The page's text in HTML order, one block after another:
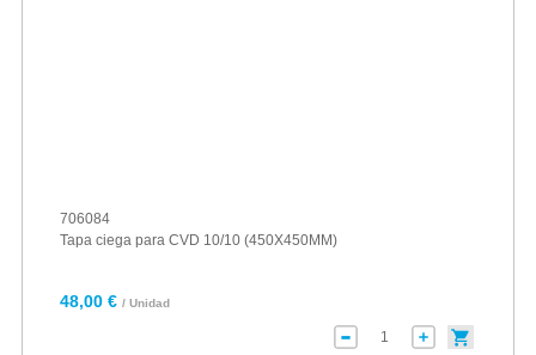
706084
Tapa ciega para CVD 10/10 (450X450MM)
48,00 € / Unidad